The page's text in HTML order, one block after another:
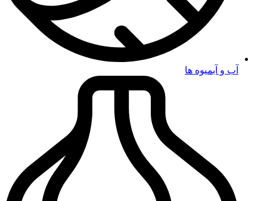
آب و آبمیوه ها